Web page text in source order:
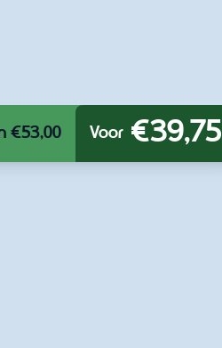
€53,00 Voor €39,75